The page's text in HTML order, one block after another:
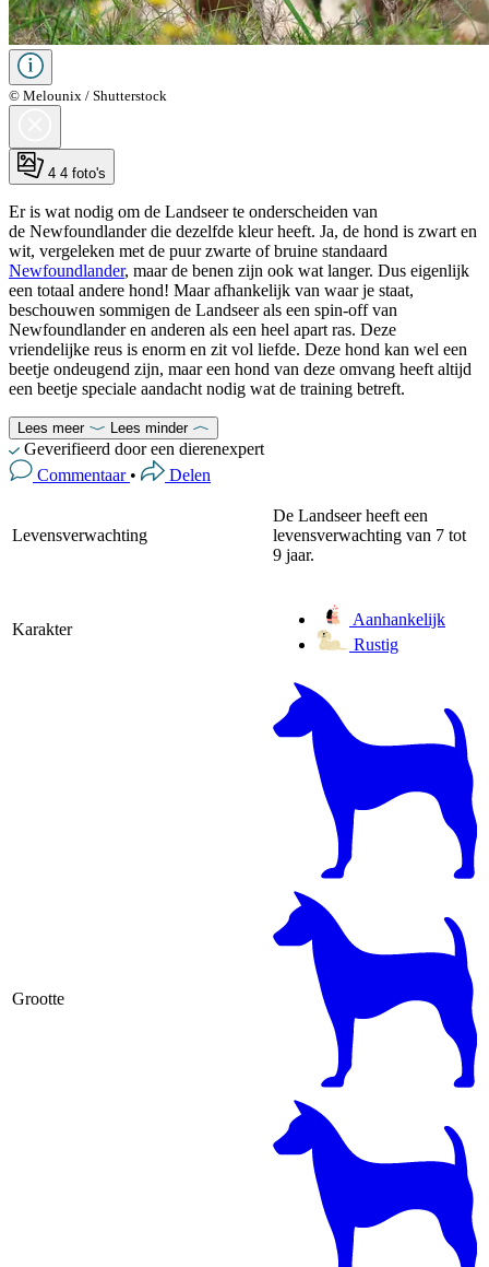
© Melounix / Shutterstock
4 4 foto's
Er is wat nodig om de Landseer te onderscheiden van
de Newfoundlander die dezelfde kleur heeft. Ja, de hond is zwart en
wit, vergeleken met de puur zwarte of bruine standaard
Newfoundlander, maar de benen zijn ook wat langer. Dus eigenlijk
een totaal andere hond! Maar afhankelijk van waar je staat,
beschouwen sommigen de Landseer als een spin-off van
Newfoundlander en anderen als een heel apart ras. Deze
vriendelijke reus is enorm en zit vol liefde. Deze hond kan wel een
beetje ondeugend zijn, maar een hond van deze omvang heeft altijd
een beetje speciale aandacht nodig wat de training betreft.
Lees meer Lees minder
Geverifieerd door een dierenexpert
Commentaar • Delen
Levensverwachting
De Landseer heeft een
levensverwachting van 7 tot
9 jaar.
Karakter
Aanhankelijk
Rustig
Grootte